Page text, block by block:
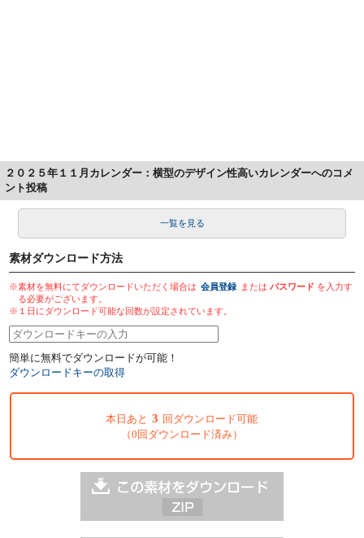
２０２５年１１月カレンダー：横型のデザイン性高いカレンダーへのコメ
ント投稿
一覧を見る
素材ダウンロード方法
※素材を無料にてダウンロードいただく場合は 会員登録 またはパスワード を入力す
る必要がございます。
※１日にダウンロード可能な回数が設定されています。
簡単に無料でダウンロードが可能！
ダウンロードキーの取得
本日あと 3 回ダウンロード可能
（0回ダウンロード済み）